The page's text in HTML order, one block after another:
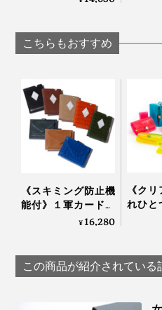
余談ですが、そんな染谷さ
てみたら、誰もが知るあの
想の斜め上をいく答えが返
「整えられている場所に行
取ってしまって思考が休ま
間は僕にとって癒しスポッ
物腰やわらかく、飾らず、
は、まさに『sugata』とい
こちらもおすすめ
《スキミング防止機
能付》１軍カードに
直アクセス、コイ
EXENTRI
¥16,280
《ク
れひと
旅行
納力の
｜
この商品が紹介されている